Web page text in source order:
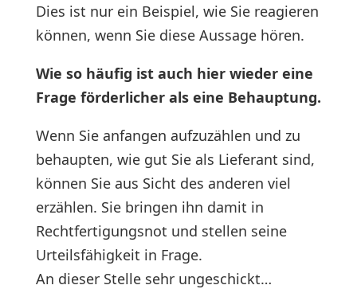
Dies ist nur ein Beispiel, wie Sie reagieren
können, wenn Sie diese Aussage hören.
Wie so häufig ist auch hier wieder eine
Frage förderlicher als eine Behauptung.
Wenn Sie anfangen aufzuzählen und zu
behaupten, wie gut Sie als Lieferant sind,
können Sie aus Sicht des anderen viel
erzählen. Sie bringen ihn damit in
Rechtfertigungsnot und stellen seine
Urteilsfähigkeit in Frage.
An dieser Stelle sehr ungeschickt…